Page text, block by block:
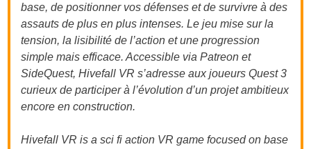
base, de positionner vos défenses et de survivre à des
assauts de plus en plus intenses. Le jeu mise sur la
tension, la lisibilité de l’action et une progression
simple mais efficace. Accessible via Patreon et
SideQuest, Hivefall VR s’adresse aux joueurs Quest 3
curieux de participer à l’évolution d’un projet ambitieux
encore en construction.
Hivefall VR is a sci fi action VR game focused on base